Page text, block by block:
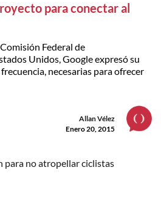
para conectar al
Federal de
Unidos, Google expresó su
necesarias para ofrecer
Allan Vélez
Enero 20, 2015